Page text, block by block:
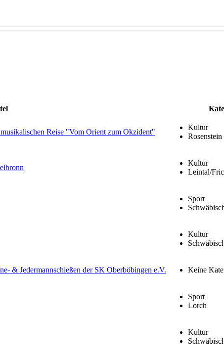
Reise "Vom Orient zum Okzident"
Kultur
Rosenstein
Kultur
Leintal/
Sport
Kultur
& Jedermannschießen der SK Oberböbingen e.V. Keine
Sport
Lorch
Kultur